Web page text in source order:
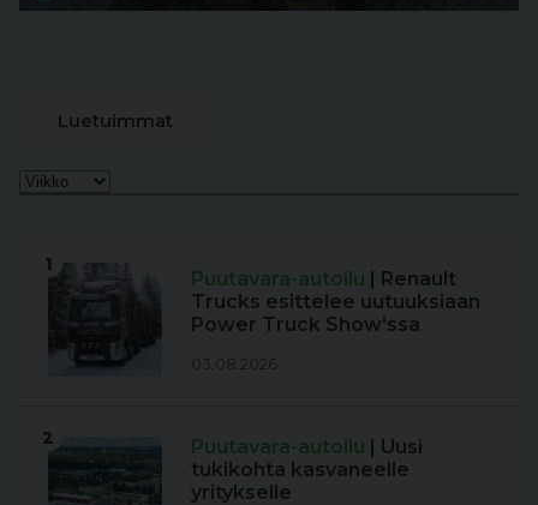
Luetuimmat
1
Puutavara-autoilu | Renault
Trucks esittelee uutuuksiaan
Power Truck Show'ssa
03.08.2026
2 Puutavara-autoilu | Uusi
tukikohta kasvaneelle
yritykselle